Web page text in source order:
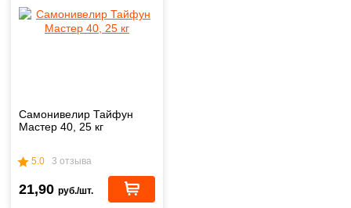
Самонивелир Тайфун
Мастер 40, 25 кг
5.0 3 отзыва
21,90 руб./шт.